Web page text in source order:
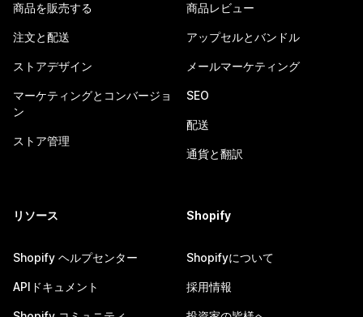
商品を販売する
注文と配送
ストアデザイン
マーケティングとコンバージョ
ン
ストア管理
商品レビュー
アップセルとバンドル
メールマーケティング
SEO
配送
通貨と翻訳
リソース
Shopify ヘルプセンター
APIドキュメント
Shopify
Shopifyについて
採用情報